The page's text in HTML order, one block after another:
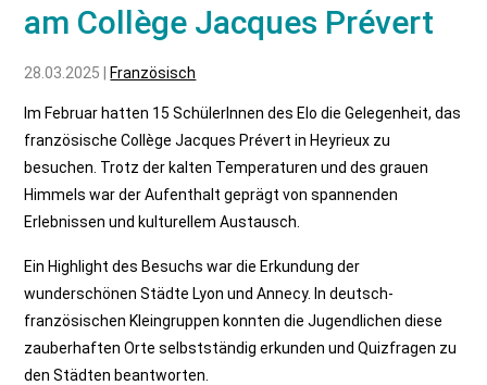
am Collège Jacques Prévert
28.03.2025 | Französisch
Im Februar hatten 15 SchülerInnen des Elo die Gelegenheit, das
französische Collège Jacques Prévert in Heyrieux zu
besuchen. Trotz der kalten Temperaturen und des grauen
Himmels war der Aufenthalt geprägt von spannenden
Erlebnissen und kulturellem Austausch.
Ein Highlight des Besuchs war die Erkundung der
wunderschönen Städte Lyon und Annecy. In deutsch-
französischen Kleingruppen konnten die Jugendlichen diese
zauberhaften Orte selbstständig erkunden und Quizfragen zu
den Städten beantworten.